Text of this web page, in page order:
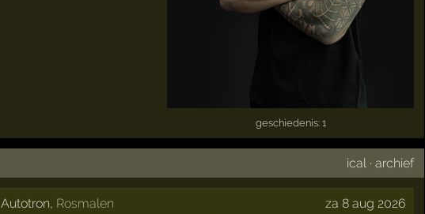
geschiedenis: 1
ical ·archief
Autotron, Rosmalen za 8 aug 2026